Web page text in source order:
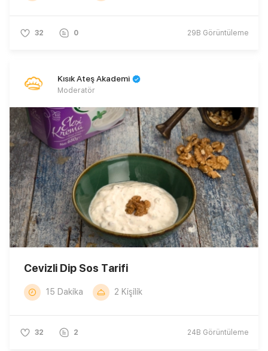
32 0 29B Görüntüleme
Kısık Ateş Akademi
Moderatör
Cevizli Dip Sos Tarifi
15 Dakika 2 Kişilik
32 2 24B Görüntüleme